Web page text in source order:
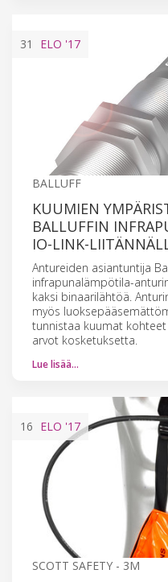
31 ELO '17
BALLUFF
KUUMIEN
BALLUFFIN
IO-LINK-
Antureiden asiantuntija
infrapunalämpötila-
kaksi binaarilähtöä.
myös
tunnistaa kuumat
arvot kosketuksetta.
Lue lisää…
16 ELO '17
SCOTT SAFETY - 3M